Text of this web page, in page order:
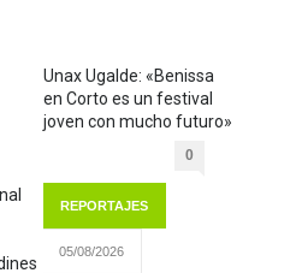
Unax Ugalde: «Benissa
en Corto es un festival
joven con mucho futuro»
0
REPORTAJES
05/08/2026